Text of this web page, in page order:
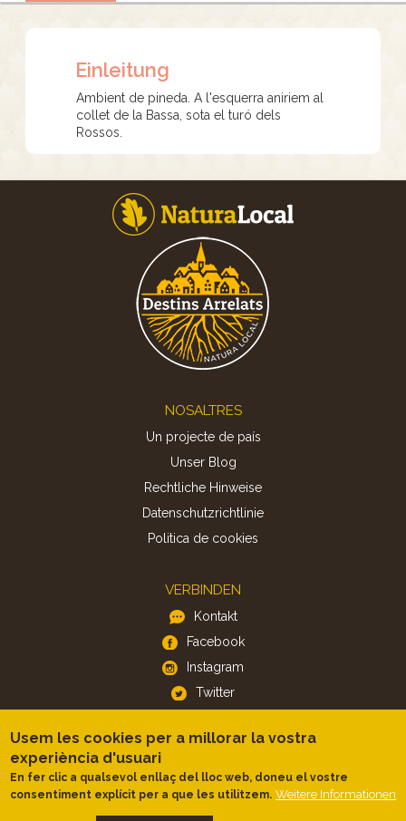
Einleitung
Ambient de pineda. A l'esquerra aniriem al
collet de la Bassa, sota el turó dels
Rossos.
NOSALTRES
Un projecte de país
Unser Blog
Rechtliche Hinweise
Datenschutzrichtlinie
Politica de cookies
VERBINDEN
Kontakt
Facebook
Instagram
Twitter
APP
iOS
Android
Usem les cookies per a millorar la vostra
experiència d'usuari
En fer clic a qualsevol enllaç del lloc web, doneu el vostre
consentiment explícit per a que les utilitzem. Weitere Informationen